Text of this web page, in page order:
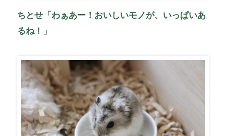
ちとせ「わぁあー！おいしいモノが、いっぱいあ
るね！」